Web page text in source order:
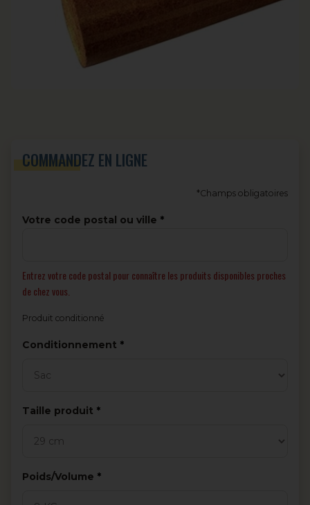
COMMANDEZ EN LIGNE
*Champs obligatoires
Votre code postal ou ville
Entrez votre code postal pour connaître les produits disponibles proches
de chez vous.
Produit conditionné
Conditionnement Obligatoire
Taille produit Obligatoire
Poids/Volume Obligatoire